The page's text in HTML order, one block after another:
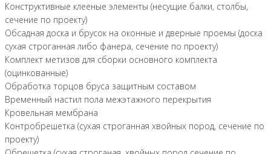
Конструктивные клееные элементы (несущие балки, столбы,
сечение по проекту)
Обсадная доска и брусок на оконные и дверные проемы (доска
сухая строганная либо фанера, сечение по проекту)
Комплект метизов для сборки основного комплекта
(оцинкованные)
Обработка торцов бруса защитным составом
Временный настил пола межэтажного перекрытия
Кровельная мембрана
Контробрешетка (сухая строганная хвойных пород, сечение по
проекту)